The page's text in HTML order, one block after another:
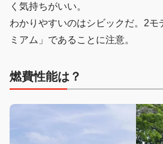
く気持ちがいい。
わかりやすいのはシビックだ。2モ
ミアム」であることに注意。
燃費性能は？